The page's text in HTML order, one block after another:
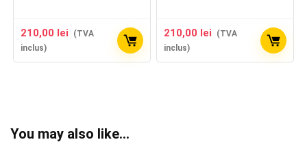
210,00 lei
(TVA
inclus)
210,00 lei
(TVA
inclus)
You may also like…